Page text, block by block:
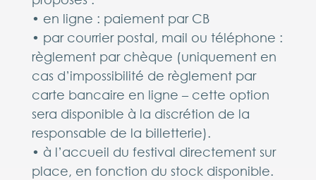
• en ligne : paiement par CB
• par courrier postal, mail ou téléphone :
règlement par chèque (uniquement en
cas d’impossibilité de règlement par
carte bancaire en ligne – cette option
sera disponible à la discrétion de la
responsable de la billetterie).
• à l’accueil du festival directement sur
place, en fonction du stock disponible.